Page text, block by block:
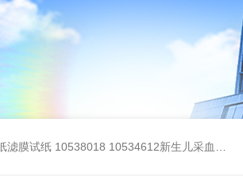
滤膜试纸 10538018 10534612新生儿采血纸